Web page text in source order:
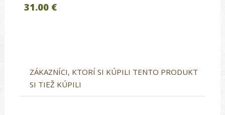
31.00 €
ZÁKAZNÍCI, KTORÍ SI KÚPILI TENTO PRODUKT
SI TIEŽ KÚPILI